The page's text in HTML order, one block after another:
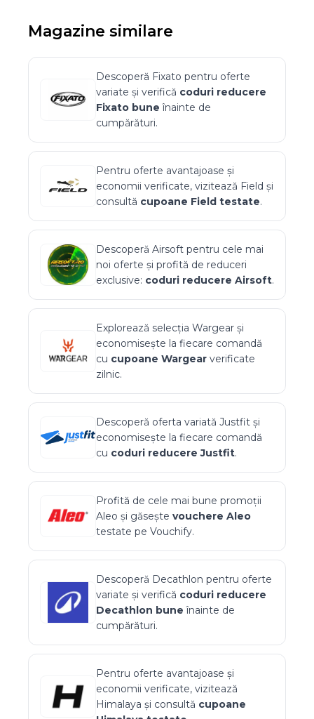
Magazine similare
Descoperă Fixato pentru oferte
variate și verifică coduri reducere
Fixato bune înainte de
cumpărături.
Pentru oferte avantajoase și
economii verificate, vizitează Field și
consultă cupoane Field testate.
Descoperă Airsoft pentru cele mai
noi oferte și profită de reduceri
exclusive: coduri reducere Airsoft.
Explorează selecția Wargear și
economisește la fiecare comandă
cu cupoane Wargear verificate
zilnic.
Descoperă oferta variată Justfit și
economisește la fiecare comandă
cu coduri reducereJustfit.
Profită de cele mai bune promoții
Aleo și găsește vouchere Aleo
testate pe Vouchify.
Descoperă Decathlon pentru oferte
variate și verifică coduri reducere
Decathlon bune înainte de
cumpărături.
Pentru oferte avantajoase și
economii verificate, vizitează
Himalaya și consultă cupoane